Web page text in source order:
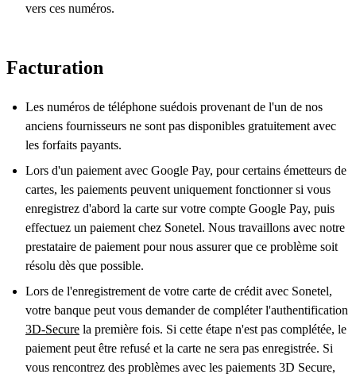
vers ces numéros.
Facturation
Les numéros de téléphone suédois provenant de l'un de nos
anciens fournisseurs ne sont pas disponibles gratuitement avec
les forfaits payants.
Lors d'un paiement avec Google Pay, pour certains émetteurs de
cartes, les paiements peuvent uniquement fonctionner si vous
enregistrez d'abord la carte sur votre compte Google Pay, puis
effectuez un paiement chez Sonetel. Nous travaillons avec notre
prestataire de paiement pour nous assurer que ce problème soit
résolu dès que possible.
Lors de l'enregistrement de votre carte de crédit avec Sonetel,
votre banque peut vous demander de compléter l'authentification
3D-Secure la première fois. Si cette étape n'est pas complétée, le
paiement peut être refusé et la carte ne sera pas enregistrée. Si
vous rencontrez des problèmes avec les paiements 3D Secure,